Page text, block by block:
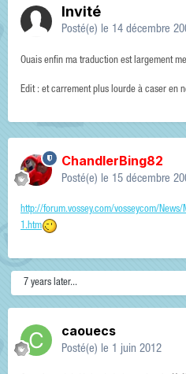
Invité
Posté(e) le 14 décembre
Ouais enfin ma traduction est largement
Edit : et carrement plus lourde à caser en
ChandlerBing82
Posté(e) le 15 décembre
http://forum.vossey.com/vosseycom/
1.htm
7 years later...
caouecs
Posté(e) le 1 juin 2012